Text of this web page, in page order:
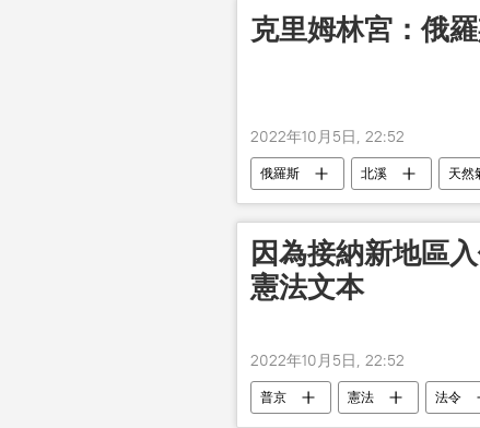
克里姆林宮：俄
2022年10月5日, 22:52
俄羅斯 北溪 天然
因為接納新地區
憲法文本
2022年10月5日, 22:52
普京 憲法 法令